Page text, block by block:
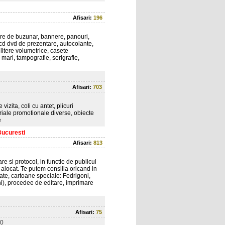
Afisari: 196
de buzunar, bannere, panouri,
dvd de prezentare, autocolante,
volumetrice, casete
tampografie, serigrafie,
Afisari: 703
vizita, coli cu antet, plicuri
promotionale diverse, obiecte
Afisari: 813
si protocol, in functie de publicul
Te putem consilia oricand in
cartoane speciale: Fedrigoni,
procedee de editare, imprimare
Afisari: 75